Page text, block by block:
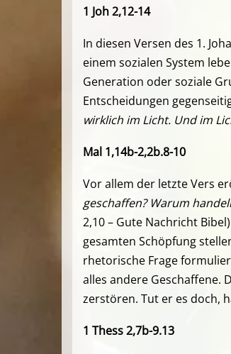
1 Joh 2,12-14
In diesen Versen des 1.
einem sozialen System
Generation oder soziale
Entscheidungen
wirklich im Licht. Und im
Mal 1,14b-2,2b.8-10
Vor allem der letzte Vers
geschaffen? Warum
2,10 – Gute Nachricht
gesamten Schöpfung
rhetorische Frage
alles andere Geschaffene.
zerstören. Tut er es doch,
1 Thess 2,7b-9.13